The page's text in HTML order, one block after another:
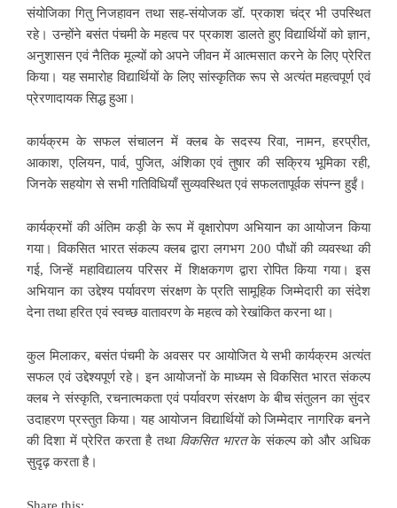
संयोजिका गितु निजहावन तथा सह-संयोजक डॉ. प्रकाश चंद्र भी उपस्थित
रहे। उन्होंने बसंत पंचमी के महत्व पर प्रकाश डालते हुए विद्यार्थियों को ज्ञान,
अनुशासन एवं नैतिक मूल्यों को अपने जीवन में आत्मसात करने के लिए प्रेरित
किया। यह समारोह विद्यार्थियों के लिए सांस्कृतिक रूप से अत्यंत महत्वपूर्ण एवं
प्रेरणादायक सिद्ध हुआ।
कार्यक्रम के सफल संचालन में क्लब के सदस्य रिवा, नामन, हरप्रीत,
आकाश, एलियन, पार्व, पुजित, अंशिका एवं तुषार की सक्रिय भूमिका रही,
जिनके सहयोग से सभी गतिविधियाँ सुव्यवस्थित एवं सफलतापूर्वक संपन्न हुईं।
कार्यक्रमों की अंतिम कड़ी के रूप में वृक्षारोपण अभियान का आयोजन किया
गया। विकसित भारत संकल्प क्लब द्वारा लगभग 200 पौधों की व्यवस्था की
गई, जिन्हें महाविद्यालय परिसर में शिक्षकगण द्वारा रोपित किया गया। इस
अभियान का उद्देश्य पर्यावरण संरक्षण के प्रति सामूहिक जिम्मेदारी का संदेश
देना तथा हरित एवं स्वच्छ वातावरण के महत्व को रेखांकित करना था।
कुल मिलाकर, बसंत पंचमी के अवसर पर आयोजित ये सभी कार्यक्रम अत्यंत
सफल एवं उद्देश्यपूर्ण रहे। इन आयोजनों के माध्यम से विकसित भारत संकल्प
क्लब ने संस्कृति, रचनात्मकता एवं पर्यावरण संरक्षण के बीच संतुलन का सुंदर
उदाहरण प्रस्तुत किया। यह आयोजन विद्यार्थियों को जिम्मेदार नागरिक बनने
की दिशा में प्रेरित करता है तथा विकसित भारतके संकल्प को और अधिक
सुदृढ़ करता है।